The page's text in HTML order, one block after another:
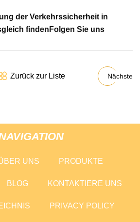
der Verkehrssicherheit in
finden Folgen Sie uns
Zurück zur Liste Nächste
UNS PRODUKTE
BLOG KONTAKTIERE UNS
PRIVACY POLICY